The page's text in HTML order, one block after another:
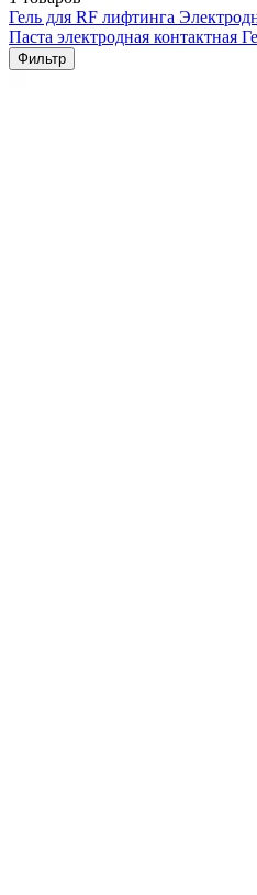
Гель для RF лифтинга
Паста электродная контактная
Фильтр